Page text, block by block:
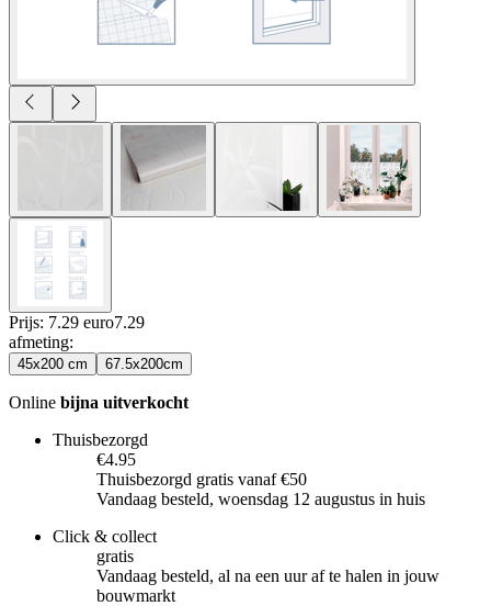
Prijs: 7.29 euro7.29
afmeting:
45x200 cm 67.5x200cm
Online bijna uitverkocht
Thuisbezorgd
€4.95
Thuisbezorgd gratis vanaf €50
Vandaag besteld, woensdag 12 augustus in huis
Click & collect
gratis
Vandaag besteld, al na een uur af te halen in jouw
bouwmarkt